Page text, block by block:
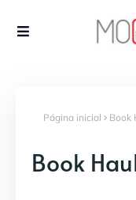
Página inicial Book
Book